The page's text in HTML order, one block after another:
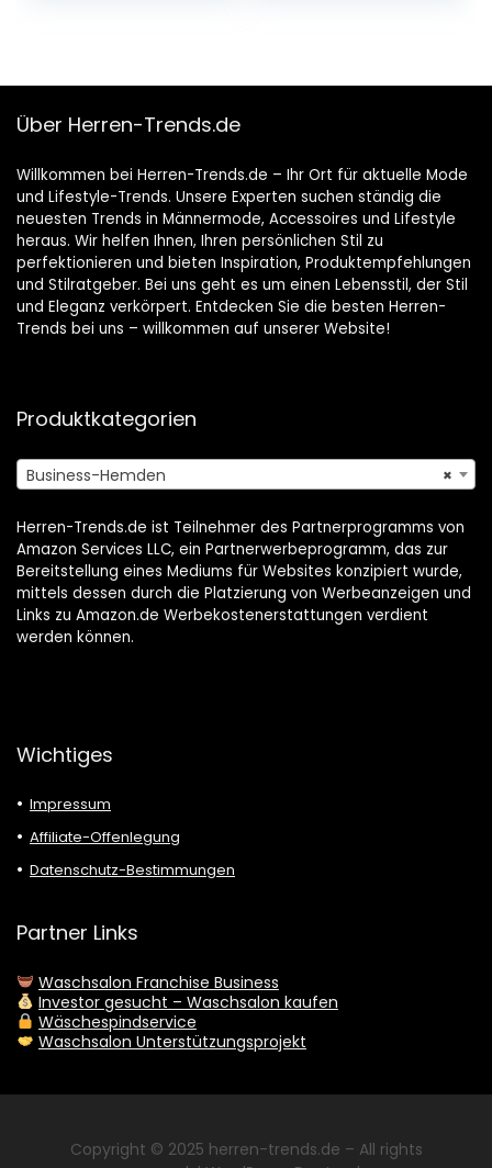
Über Herren-Trends.de
Willkommen bei Herren-Trends.de – Ihr Ort für aktuelle Mode
und Lifestyle-Trends. Unsere Experten suchen ständig die
neuesten Trends in Männermode, Accessoires und Lifestyle
heraus. Wir helfen Ihnen, Ihren persönlichen Stil zu
perfektionieren und bieten Inspiration, Produktempfehlungen
und Stilratgeber. Bei uns geht es um einen Lebensstil, der Stil
und Eleganz verkörpert. Entdecken Sie die besten Herren-
Trends bei uns – willkommen auf unserer Website!
Produktkategorien
×
Business-Hemden
Herren-Trends.de ist Teilnehmer des Partnerprogramms von
Amazon Services LLC, ein Partnerwerbeprogramm, das zur
Bereitstellung eines Mediums für Websites konzipiert wurde,
mittels dessen durch die Platzierung von Werbeanzeigen und
Links zu Amazon.de Werbekostenerstattungen verdient
werden können.
Wichtiges
Impressum
Affiliate-Offenlegung
Datenschutz-Bestimmungen
Partner Links
Waschsalon Franchise Business
Investor gesucht – Waschsalon kaufen
Wäschespindservice
Waschsalon Unterstützungsprojekt
Copyright © 2025 herren-trends.de – All rights